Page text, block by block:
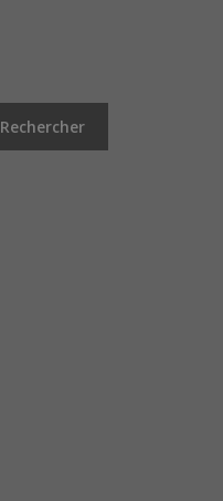
Rechercher